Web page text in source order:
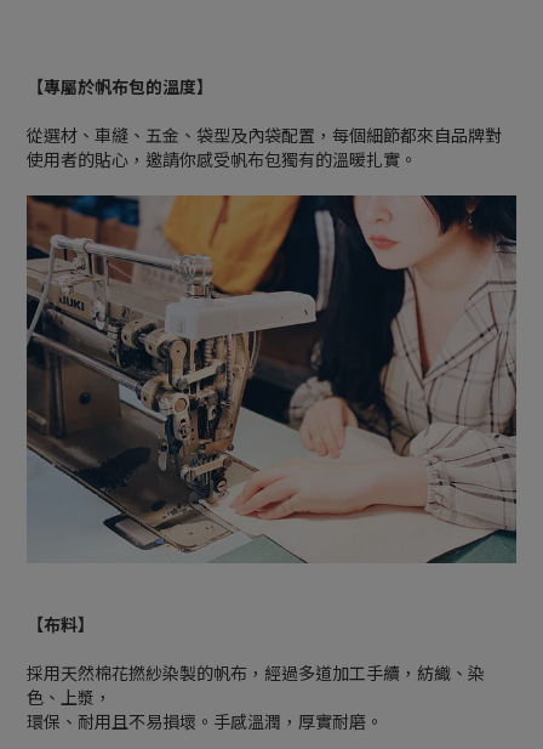
【專屬於帆布包的溫度】
從選材、車縫、五金、袋型及內袋配置，每個細節都來自品牌對
使用者的貼心，邀請你感受帆布包獨有的溫暖扎實。
【布料】
採用天然棉花撚紗染製的帆布，經過多道加工手續，紡織、染
色、上漿，
環保、耐用且不易損壞。手感溫潤，厚實耐磨。